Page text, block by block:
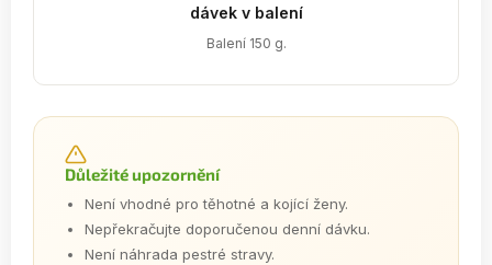
dávek v balení
Balení 150 g.
Důležité upozornění
Není vhodné pro těhotné a kojící ženy.
Nepřekračujte doporučenou denní dávku.
Není náhrada pestré stravy.